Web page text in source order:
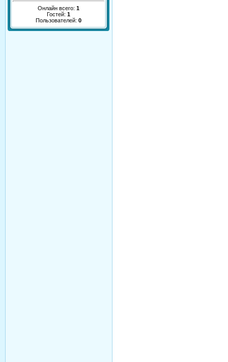
Онлайн всего: 1
Гостей: 1
Пользователей: 0